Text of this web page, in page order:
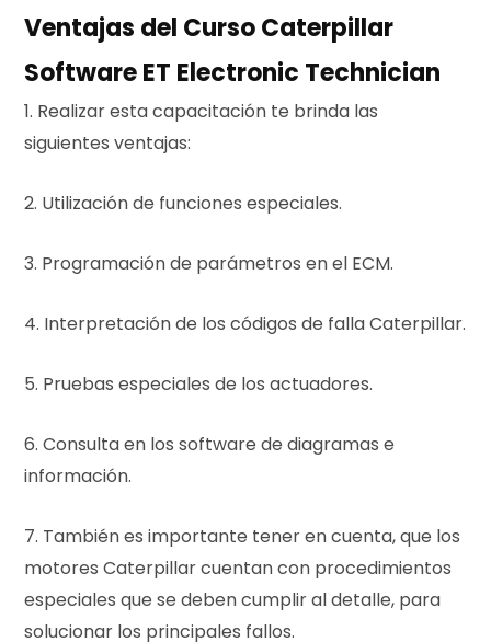
Ventajas del Curso Caterpillar
Software ET Electronic Technician
1. Realizar esta capacitación te brinda las
siguientes ventajas:
2. Utilización de funciones especiales.
3. Programación de parámetros en el ECM.
4. Interpretación de los códigos de falla Caterpillar.
5. Pruebas especiales de los actuadores.
6. Consulta en los software de diagramas e
información.
7. También es importante tener en cuenta, que los
motores Caterpillar cuentan con procedimientos
especiales que se deben cumplir al detalle, para
solucionar los principales fallos.